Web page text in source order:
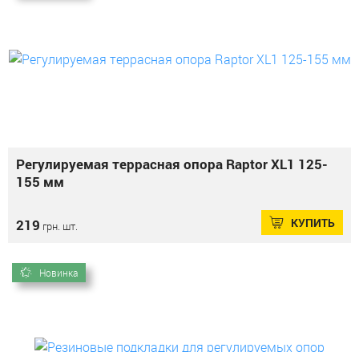
Регулируемая террасная опора Raptor XL1 125-
155 мм
219 грн. шт. КУПИТЬ
Новинка